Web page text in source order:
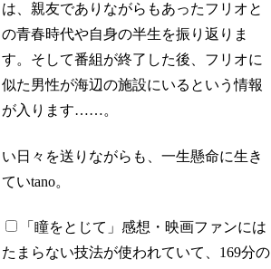
は、親友でありながらもあったフリオと
の青春時代や自身の半生を振り返りま
す。そして番組が終了した後、フリオに
似た男性が海辺の施設にいるという情報
が入ります……。
い日々を送りながらも、一生懸命に生き
ていtano。
「瞳をとじて」感想 ・ 映画ファンには
たまらない技法が使われていて、 169分の